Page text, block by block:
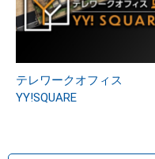
テレワークオフィス
YY!SQUARE